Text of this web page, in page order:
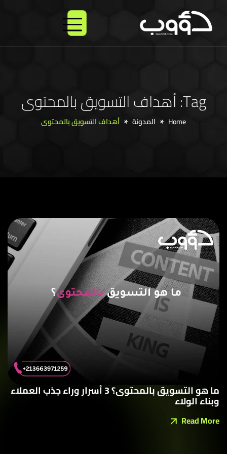
Tag: أهداف التسويق بالمحتوى
المدونة أهداف التسويق بالمحتوى
ما هو التسويق بالمحتوى؟ 3 أسرار وراء جذب العملاء
الولاء
Read